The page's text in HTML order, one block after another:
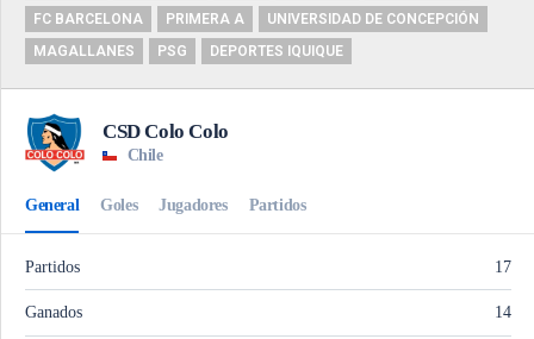
FC BARCELONA
PRIMERA A
UNIVERSIDAD DE CONCEPCIÓN
MAGALLANES
PSG DEPORTES IQUIQUE